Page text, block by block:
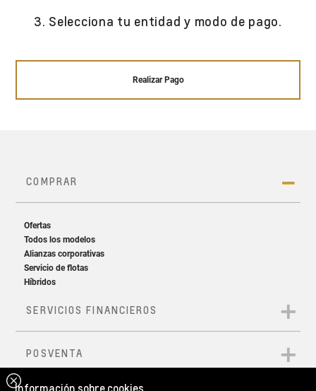
3. Selecciona tu entidad y modo de pago.
Realizar Pago
Información sobre cookies